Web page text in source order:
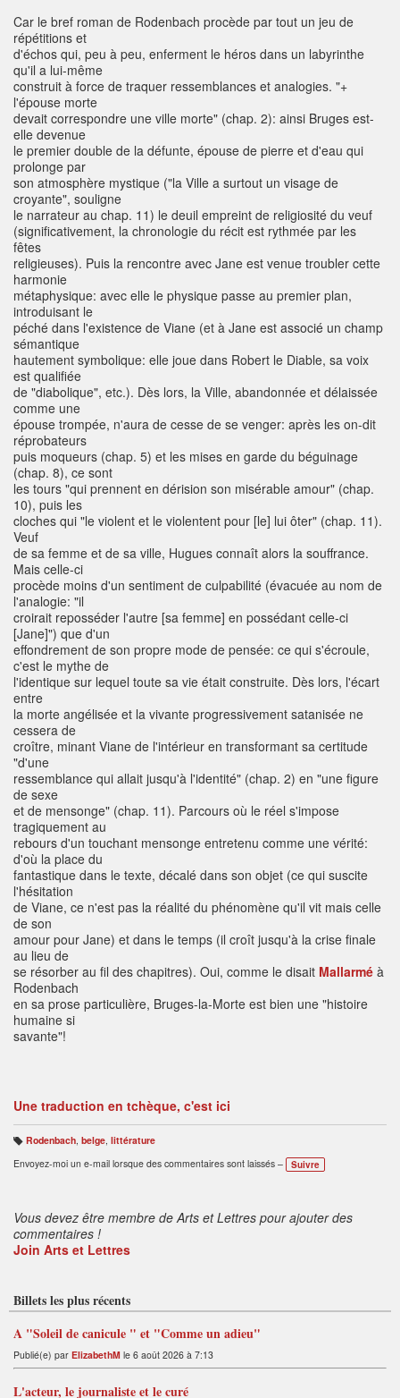
Car le bref roman de Rodenbach procède par tout un jeu de
répétitions et
d'échos qui, peu à peu, enferment le héros dans un labyrinthe
qu'il a lui-même
construit à force de traquer ressemblances et analogies. "+
l'épouse morte
devait correspondre une ville morte" (chap. 2): ainsi Bruges est-
elle devenue
le premier double de la défunte, épouse de pierre et d'eau qui
prolonge par
son atmosphère mystique ("la Ville a surtout un visage de
croyante", souligne
le narrateur au chap. 11) le deuil empreint de religiosité du veuf
(significativement, la chronologie du récit est rythmée par les
fêtes
religieuses). Puis la rencontre avec Jane est venue troubler cette
harmonie
métaphysique: avec elle le physique passe au premier plan,
introduisant le
péché dans l'existence de Viane (et à Jane est associé un champ
sémantique
hautement symbolique: elle joue dans Robert le Diable, sa voix
est qualifiée
de "diabolique", etc.). Dès lors, la Ville, abandonnée et délaissée
comme une
épouse trompée, n'aura de cesse de se venger: après les on-dit
réprobateurs
puis moqueurs (chap. 5) et les mises en garde du béguinage
(chap. 8), ce sont
les tours "qui prennent en dérision son misérable amour" (chap.
10), puis les
cloches qui "le violent et le violentent pour [le] lui ôter" (chap. 11).
Veuf
de sa femme et de sa ville, Hugues connaît alors la souffrance.
Mais celle-ci
procède moins d'un sentiment de culpabilité (évacuée au nom de
l'analogie: "il
croirait reposséder l'autre [sa femme] en possédant celle-ci
[Jane]") que d'un
effondrement de son propre mode de pensée: ce qui s'écroule,
c'est le mythe de
l'identique sur lequel toute sa vie était construite. Dès lors, l'écart
entre
la morte angélisée et la vivante progressivement satanisée ne
cessera de
croître, minant Viane de l'intérieur en transformant sa certitude
"d'une
ressemblance qui allait jusqu'à l'identité" (chap. 2) en "une figure
de sexe
et de mensonge" (chap. 11). Parcours où le réel s'impose
tragiquement au
rebours d'un touchant mensonge entretenu comme une vérité:
d'où la place du
fantastique dans le texte, décalé dans son objet (ce qui suscite
l'hésitation
de Viane, ce n'est pas la réalité du phénomène qu'il vit mais celle
de son
amour pour Jane) et dans le temps (il croît jusqu'à la crise finale
au lieu de
se résorber au fil des chapitres). Oui, comme le disait Mallarmé à
Rodenbach
en sa prose particulière, Bruges-la-Morte est bien une "histoire
humaine si
savante"!
Une traduction en tchèque, c'est ici
B
ali
s
Rodenbach, belge, littérature
Envoyez-moi un e-mail lorsque des commentaires sont laissés –
Suivre
Vous devez être membre de Arts et Lettres pour ajouter des
commentaires !
Join Arts et Lettres
Billets les plus récents
A "Soleil de canicule " et "Comme un adieu"
Publié(e) par ElizabethM le 6 août 2026 à 7:13
L'acteur, le journaliste et le curé